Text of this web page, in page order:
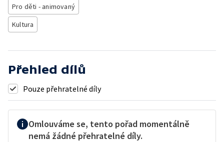
Pro děti - animovaný
Kultura
Přehled dílů
Pouze přehratelné díly
Omlouváme se, tento pořad momentálně
nemá žádné přehratelné díly.